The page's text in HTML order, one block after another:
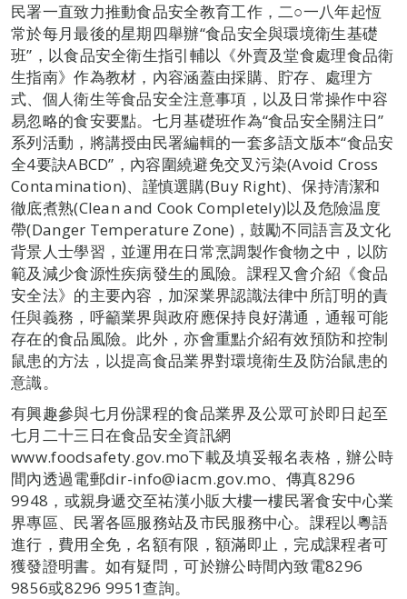
民署一直致力推動食品安全教育工作，二○一八年起恆
常於每月最後的星期四舉辦“食品安全與環境衛生基礎
班”，以食品安全衛生指引輔以《外賣及堂食處理食品衛
生指南》作為教材，內容涵蓋由採購、貯存、處理方
式、個人衛生等食品安全注意事項，以及日常操作中容
易忽略的食安要點。七月基礎班作為“食品安全關注日”
系列活動，將講授由民署編輯的一套多語文版本“食品安
全4要訣ABCD”，內容圍繞避免交叉污染(Avoid Cross
Contamination)、謹慎選購(Buy Right)、保持清潔和
徹底煮熟(Clean and Cook Completely)以及危險温度
帶(Danger Temperature Zone)，鼓勵不同語言及文化
背景人士學習，並運用在日常烹調製作食物之中，以防
範及減少食源性疾病發生的風險。課程又會介紹《食品
安全法》的主要內容，加深業界認識法律中所訂明的責
任與義務，呼籲業界與政府應保持良好溝通，通報可能
存在的食品風險。此外，亦會重點介紹有效預防和控制
鼠患的方法，以提高食品業界對環境衛生及防治鼠患的
意識。
有興趣參與七月份課程的食品業界及公眾可於即日起至
七月二十三日在食品安全資訊網
www.foodsafety.gov.mo下載及填妥報名表格，辦公時
間內透過電郵dir-info@iacm.gov.mo、傳真8296
9948，或親身遞交至祐漢小販大樓一樓民署食安中心業
界專區、民署各區服務站及市民服務中心。課程以粵語
進行，費用全免，名額有限，額滿即止，完成課程者可
獲發證明書。如有疑問，可於辦公時間內致電8296
9856或8296 9951查詢。